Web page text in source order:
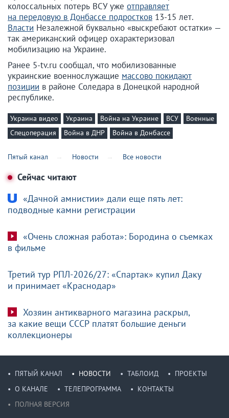
колоссальных потерь ВСУ уже отправляет
на передовую в Донбассе подростков 13-15 лет.
Власти Незалежной буквально «выскребают остатки» —
так американский офицер охарактеризовал
мобилизацию на Украине.
Ранее 5-tv.ru сообщал, что мобилизованные
украинские военнослужащие массово покидают
позиции в районе Соледара в Донецкой народной
республике.
Украина видео Украина Война на Украине ВСУ
Военные
Спецоперация
Война в ДНР Война в Донбассе
Пятый канал Новости Все новости
Сейчас читают
«Дачной амнистии» дали еще пять лет:
подводные камни регистрации
«Очень сложная работа»: Бородина о съемках
в фильме
Третий тур РПЛ-2026/27: «Спартак» купил Даку
и принимает «Краснодар»
Хозяин антикварного магазина раскрыл,
за какие вещи СССР платят большие деньги
коллекционеры
ПЯТЫЙ КАНАЛ НОВОСТИ ТАБЛОИД
ПРОЕКТЫ
О КАНАЛЕ
ТЕЛЕПРОГРАММА
КОНТАКТЫ
ПОЛНАЯ ВЕРСИЯ